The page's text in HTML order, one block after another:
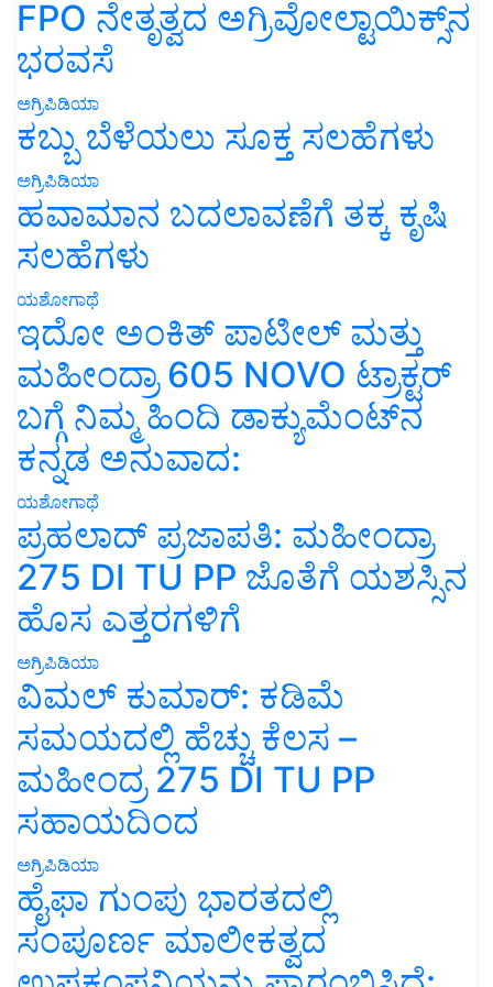
FPO ನೇತೃತ್ವದ ಅಗ್ರಿವೋಲ್ಟಾಯಿಕ್ಸ್‌ನ
ಭರವಸೆ
ಅಗ್ರಿಪಿಡಿಯಾ
ಕಬ್ಬು ಬೆಳೆಯಲು ಸೂಕ್ತ ಸಲಹೆಗಳು
ಅಗ್ರಿಪಿಡಿಯಾ
ಹವಾಮಾನ ಬದಲಾವಣೆಗೆ ತಕ್ಕ ಕೃಷಿ
ಸಲಹೆಗಳು
ಯಶೋಗಾಥೆ
ಇದೋ ಅಂಕಿತ್ ಪಾಟೀಲ್ ಮತ್ತು
ಮಹೀಂದ್ರಾ 605 NOVO ಟ್ರಾಕ್ಟರ್
ಬಗ್ಗೆ ನಿಮ್ಮ ಹಿಂದಿ ಡಾಕ್ಯುಮೆಂಟ್‌ನ
ಕನ್ನಡ ಅನುವಾದ:
ಯಶೋಗಾಥೆ
ಪ್ರಹಲಾದ್ ಪ್ರಜಾಪತಿ: ಮಹೀಂದ್ರಾ
275 DI TU PP ಜೊತೆಗೆ ಯಶಸ್ಸಿನ
ಹೊಸ ಎತ್ತರಗಳಿಗೆ
ಅಗ್ರಿಪಿಡಿಯಾ
ವಿಮಲ್ ಕುಮಾರ್: ಕಡಿಮೆ
ಸಮಯದಲ್ಲಿ ಹೆಚ್ಚು ಕೆಲಸ –
ಮಹೀಂದ್ರ 275 DI TU PP
ಸಹಾಯದಿಂದ
ಅಗ್ರಿಪಿಡಿಯಾ
ಹೈಫಾ ಗುಂಪು ಭಾರತದಲ್ಲಿ
ಸಂಪೂರ್ಣ ಮಾಲೀಕತ್ವದ